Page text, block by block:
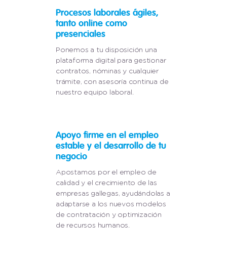
Procesos laborales ágiles,
tanto online como
presenciales
Ponemos a tu disposición una
plataforma digital para gestionar
contratos, nóminas y cualquier
trámite, con asesoría continua de
nuestro equipo laboral.
Apoyo firme en el empleo
estable y el desarrollo de tu
negocio
Apostamos por el empleo de
calidad y el crecimiento de las
empresas gallegas, ayudándolas a
adaptarse a los nuevos modelos
de contratación y optimización
de recursos humanos.